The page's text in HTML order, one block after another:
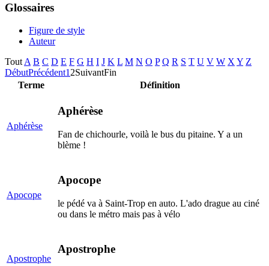
Glossaires
Figure de style
Auteur
ToutA B C D E F G H I J K L M N O P Q R S T U V W XY Z
DébutPrécédent12SuivantFin
Terme
Définition
Aphérèse
Aphérèse
Fan de chichourle, voilà le bus du pitaine. Y a un
blème !
Apocope
Apocope
le pédé va à Saint-Trop en auto. L'ado drague au ciné
ou dans le métro mais pas à vélo
Apostrophe
Apostrophe